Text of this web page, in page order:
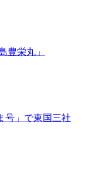
豊栄丸」
号」で東国三社